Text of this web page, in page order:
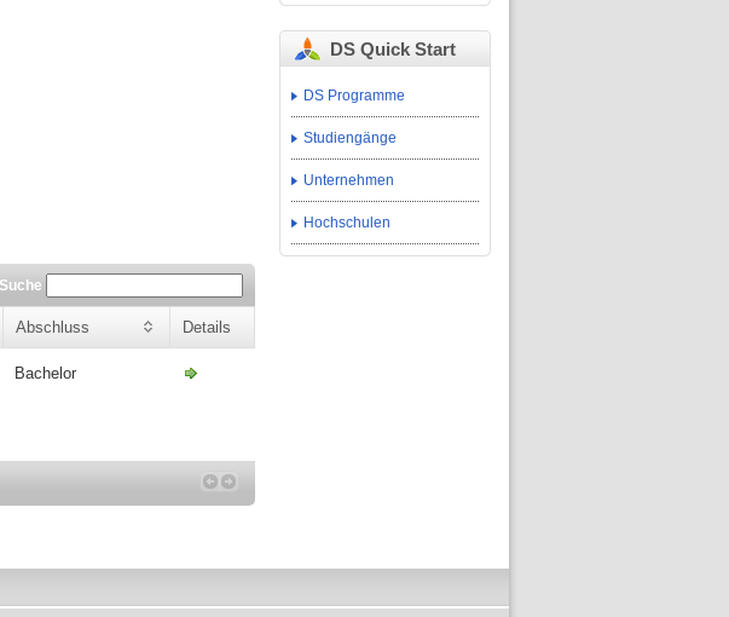
Suche
Abschluss Details
Bachelor
DS Quick Start
DS Programme
Studiengänge
Unternehmen
Hochschulen